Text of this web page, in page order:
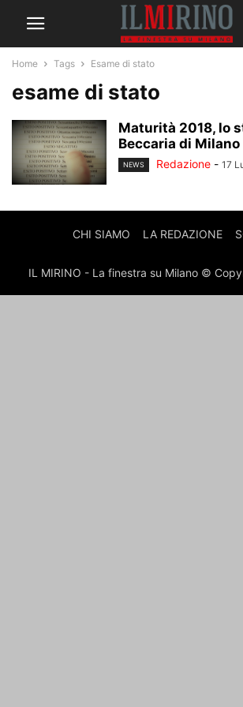
Home Tags Esame di stato
esame di stato
Maturità 2018, lo
Beccaria di Milano
NEWS Redazione - 17
CHI SIAMO LA REDAZIONE
IL MIRINO - La finestra su Milano ©